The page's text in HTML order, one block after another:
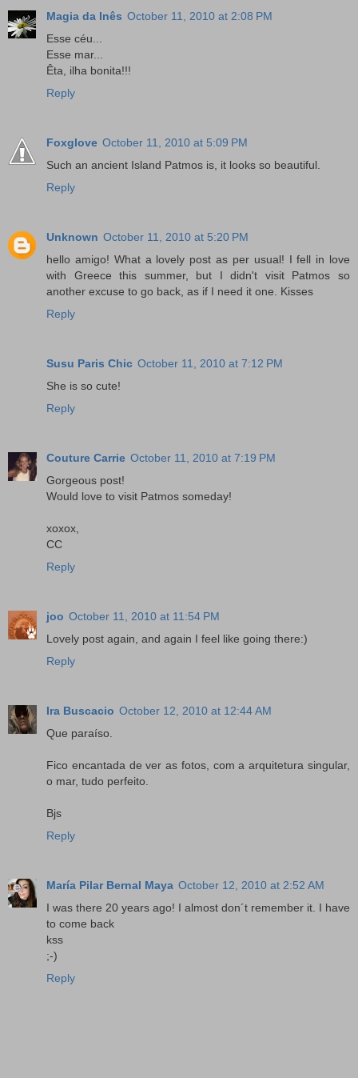
Magia da Inês October 11, 2010 at 2:08 PM
Esse céu...
Esse mar...
Êta, ilha bonita!!!
Reply
Foxglove October 11, 2010 at 5:09 PM
Such an ancient Island Patmos is, it looks so beautiful.
Reply
Unknown October 11, 2010 at 5:20 PM
hello amigo! What a lovely post as per usual! I fell in love
with Greece this summer, but I didn't visit Patmos so
another excuse to go back, as if I need it one. Kisses
Reply
Susu Paris Chic October 11, 2010 at 7:12 PM
She is so cute!
Reply
Couture Carrie October 11, 2010 at 7:19 PM
Gorgeous post!
Would love to visit Patmos someday!
xoxox,
CC
Reply
joo October 11, 2010 at 11:54 PM
Lovely post again, and again I feel like going there:)
Reply
Ira Buscacio October 12, 2010 at 12:44 AM
Que paraíso.
Fico encantada de ver as fotos, com a arquitetura singular,
o mar, tudo perfeito.
Bjs
Reply
María Pilar Bernal Maya October 12, 2010 at 2:52 AM
I was there 20 years ago! I almost don´t remember it. I have
to come back
kss
;-)
Reply